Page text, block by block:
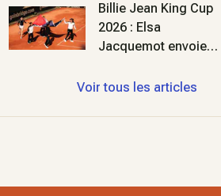
Billie Jean King Cup
2026 : Elsa
Jacquemot envoie
barrages
Voir tous les articles